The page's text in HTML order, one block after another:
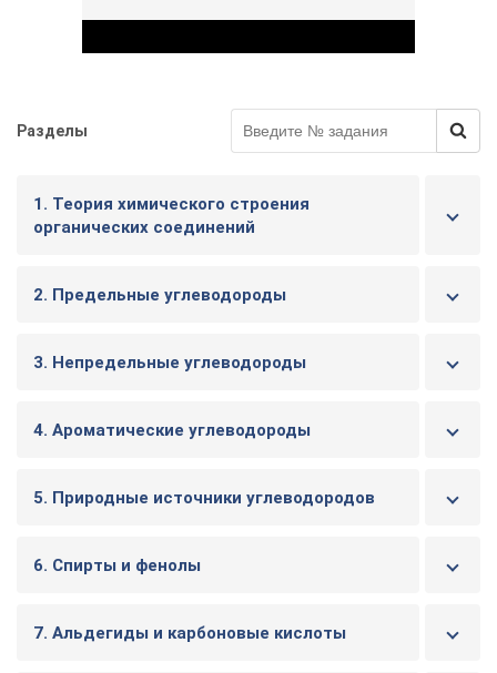
Разделы
1. Теория химического строения
органических соединений
2. Предельные углеводороды
3. Непредельные углеводороды
4. Ароматические углеводороды
5. Природные источники углеводородов
6. Спирты и фенолы
7. Альдегиды и карбоновые кислоты